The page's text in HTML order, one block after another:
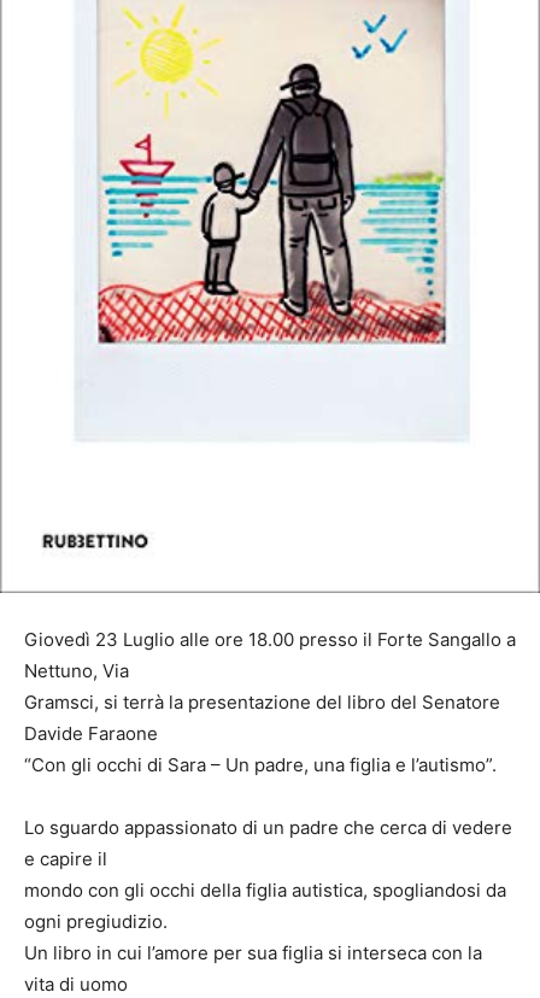
Giovedì 23 Luglio alle ore 18.00 presso il Forte Sangallo a
Nettuno, Via
Gramsci, si terrà la presentazione del libro del Senatore
Davide Faraone
“Con gli occhi di Sara – Un padre, una figlia e l’autismo”.
Lo sguardo appassionato di un padre che cerca di vedere
e capire il
mondo con gli occhi della figlia autistica, spogliandosi da
ogni pregiudizio.
Un libro in cui l’amore per sua figlia si interseca con la
vita di uomo